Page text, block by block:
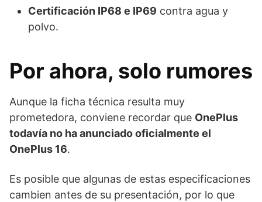
Certificación IP68 e IP69 contra agua y
polvo.
Por ahora, solo rumores
Aunque la ficha técnica resulta muy
prometedora, conviene recordar que OnePlus
todavía no ha anunciado oficialmente el
OnePlus 16.
Es posible que algunas de estas especificaciones
cambien antes de su presentación, por lo que